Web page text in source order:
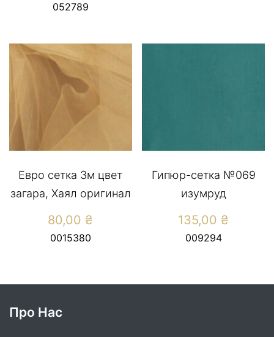
052789
Евро сетка 3м цвет
загара, Хаял оригинал
80,00 ₴
0015380
Гипюр-сетка №069
изумруд
135,00 ₴
009294
Про Нас